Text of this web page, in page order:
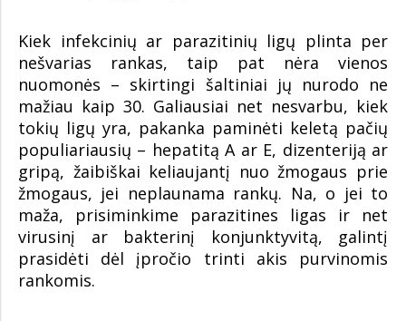
Kiek infekcinių ar parazitinių ligų plinta per
nešvarias rankas, taip pat nėra vienos
nuomonės – skirtingi šaltiniai jų nurodo ne
mažiau kaip 30. Galiausiai net nesvarbu, kiek
tokių ligų yra, pakanka paminėti keletą pačių
populiariausių – hepatitą A ar E, dizenteriją ar
gripą, žaibiškai keliaujantį nuo žmogaus prie
žmogaus, jei neplaunama rankų. Na, o jei to
maža, prisiminkime parazitines ligas ir net
virusinį ar bakterinį konjunktyvitą, galintį
prasidėti dėl įpročio trinti akis purvinomis
rankomis.